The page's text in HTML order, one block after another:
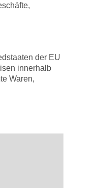
der EU
innerhalb
Waren,